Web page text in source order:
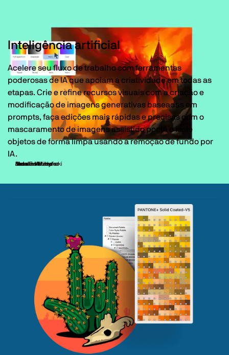
Firman Hatibu
Marcin Wilczyński
Resa Embutin
Jedalias Mendez
Jedalias Mendez
Inteligência artificial
Acelere seu fluxo de trabalho com ferramentas
poderosas de IA que apoiam a criatividade em todas as
etapas. Crie e refine recursos visuais com a criação e
modificação de imagens generativas baseadas em
prompts, faça edições mais rápidas e precisas com o
mascaramento de imagens assistido por IA e isole
objetos de forma limpa usando a remoção de fundo por
IA.